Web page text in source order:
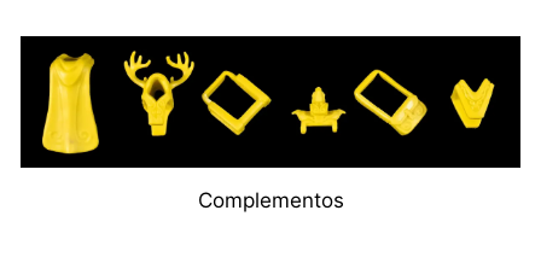
Complementos